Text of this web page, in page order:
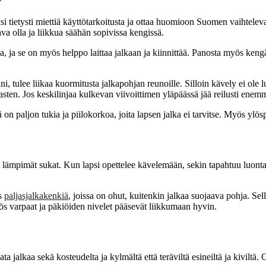
miettiä käyttötarkoitusta ja ottaa huomioon Suomen
olla ja liikkua säähän sopivissa kengissä.
ja se on myös helppo laittaa jalkaan ja kiinnittää. Panosta myös
tulee liikaa kuormitusta jalkapohjan reunoille. Silloin kävely ei ole
Jos keskilinjaa kulkevan viivoittimen yläpäässä jää reilusti
paljon tukia ja piilokorkoa, joita lapsen jalka ei tarvitse. Myös
sukat. Kun lapsi opettelee kävelemään, sekin tapahtuu
paljasjalkakenkiä, joissa on ohut, kuitenkin jalkaa suojaava pohja.
varpaat ja päkiöiden nivelet pääsevät liikkumaan hyvin.
sekä kosteudelta ja kylmältä että teräviltä esineiltä ja kiviltä.